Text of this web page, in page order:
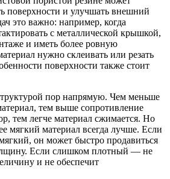
поверхности и улучшать внешний
это важно: например, когда
с металлической крышкой,
и иметь более ровную
нужно склеивать или резать
поверхности также стоит
пор напрямую. Чем меньше
тем выше сопротивление
тем легче материал сжимается. Но
мягкий материал всегда лучше. Если
он может быстро продавиться
Если слишком плотный — не
и не обеспечит